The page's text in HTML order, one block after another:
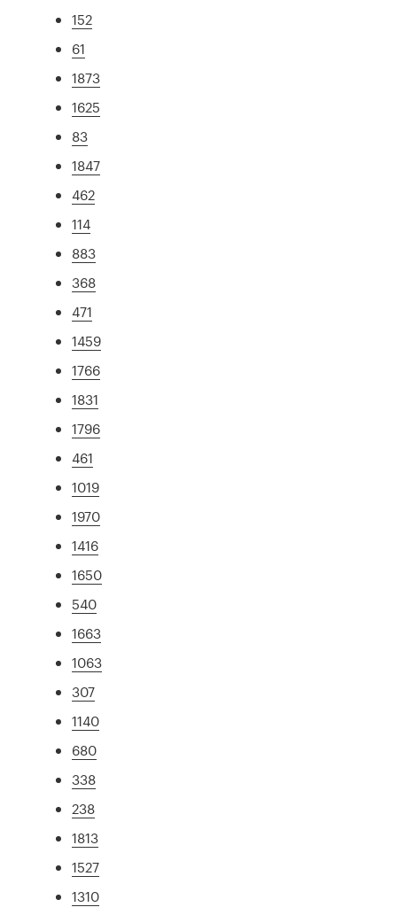
152
61
1873
1625
83
1847
462
114
883
368
471
1459
1766
1831
1796
461
1019
1970
1416
1650
540
1663
1063
307
1140
680
338
238
1813
1527
1310